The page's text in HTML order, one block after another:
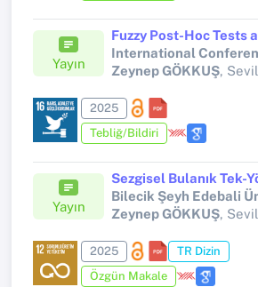
Yayın
Zeynep GÖKKUŞ,
2025
Tebliğ/Bildiri
Yayın
Zeynep GÖKKUŞ,
2025
TR Dizin
Özgün Makale